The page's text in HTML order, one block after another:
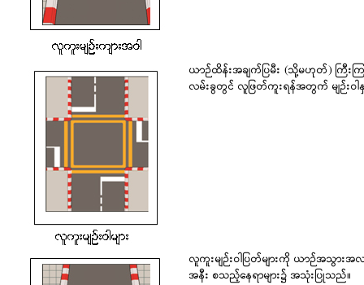
ယာဉ်ထိန်းအချက်ပြမီး (သို့မဟုတ်) ကြီး
လမ်းခွတွင် လူဖြတ်ကူးရန်အတွက် မျဉ်းဝါ
လူကူးမျဉ်းဝါပြတ်များကို ယာဉ်အသွားအ
အနီး စသည့်နေရာများ၌ အသုံးပြုသည်။